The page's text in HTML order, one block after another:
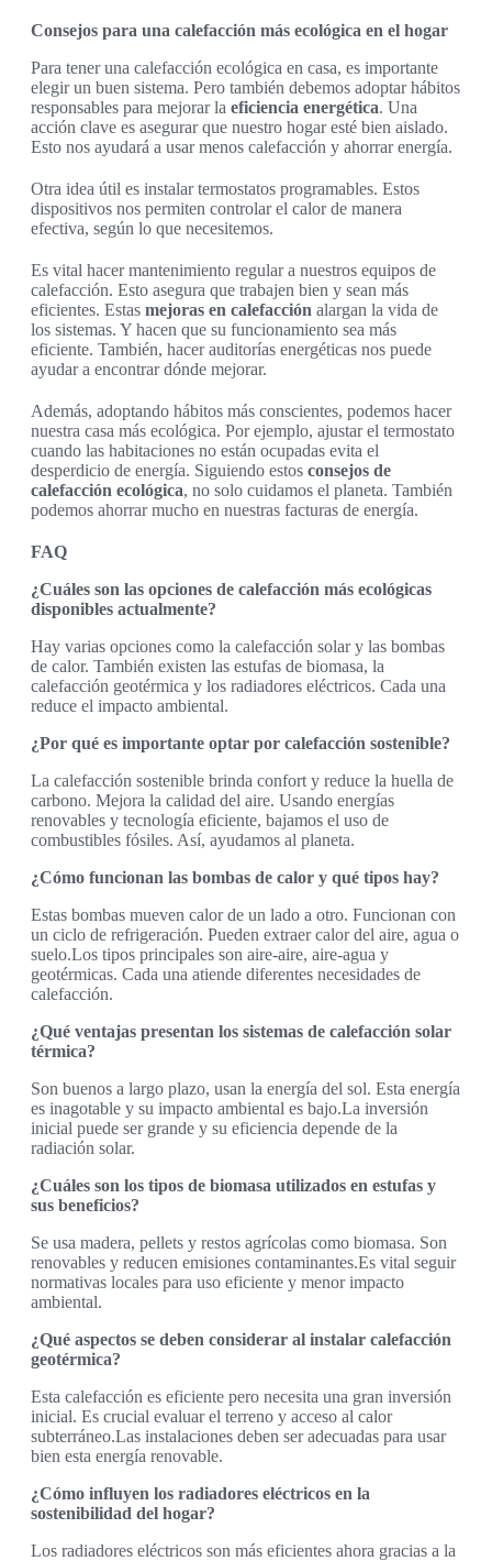
Consejos para una calefacción más ecológica en el hogar
Para tener una calefacción ecológica en casa, es importante
elegir un buen sistema. Pero también debemos adoptar hábitos
responsables para mejorar la eficiencia energética. Una
acción clave es asegurar que nuestro hogar esté bien aislado.
Esto nos ayudará a usar menos calefacción y ahorrar energía.
Otra idea útil es instalar termostatos programables. Estos
dispositivos nos permiten controlar el calor de manera
efectiva, según lo que necesitemos.
Es vital hacer mantenimiento regular a nuestros equipos de
calefacción. Esto asegura que trabajen bien y sean más
eficientes. Estas mejoras en calefacción alargan la vida de
los sistemas. Y hacen que su funcionamiento sea más
eficiente. También, hacer auditorías energéticas nos puede
ayudar a encontrar dónde mejorar.
Además, adoptando hábitos más conscientes, podemos hacer
nuestra casa más ecológica. Por ejemplo, ajustar el termostato
cuando las habitaciones no están ocupadas evita el
desperdicio de energía. Siguiendo estos consejos de
calefacción ecológica, no solo cuidamos el planeta. También
podemos ahorrar mucho en nuestras facturas de energía.
FAQ
¿Cuáles son las opciones de calefacción más ecológicas
disponibles actualmente?
Hay varias opciones como la calefacción solar y las bombas
de calor. También existen las estufas de biomasa, la
calefacción geotérmica y los radiadores eléctricos. Cada una
reduce el impacto ambiental.
¿Por qué es importante optar por calefacción sostenible?
La calefacción sostenible brinda confort y reduce la huella de
carbono. Mejora la calidad del aire. Usando energías
renovables y tecnología eficiente, bajamos el uso de
combustibles fósiles. Así, ayudamos al planeta.
¿Cómo funcionan las bombas de calor y qué tipos hay?
Estas bombas mueven calor de un lado a otro. Funcionan con
un ciclo de refrigeración. Pueden extraer calor del aire, agua o
suelo.Los tipos principales son aire-aire, aire-agua y
geotérmicas. Cada una atiende diferentes necesidades de
calefacción.
¿Qué ventajas presentan los sistemas de calefacción solar
térmica?
Son buenos a largo plazo, usan la energía del sol. Esta energía
es inagotable y su impacto ambiental es bajo.La inversión
inicial puede ser grande y su eficiencia depende de la
radiación solar.
¿Cuáles son los tipos de biomasa utilizados en estufas y
sus beneficios?
Se usa madera, pellets y restos agrícolas como biomasa. Son
renovables y reducen emisiones contaminantes.Es vital seguir
normativas locales para uso eficiente y menor impacto
ambiental.
¿Qué aspectos se deben considerar al instalar calefacción
geotérmica?
Esta calefacción es eficiente pero necesita una gran inversión
inicial. Es crucial evaluar el terreno y acceso al calor
subterráneo.Las instalaciones deben ser adecuadas para usar
bien esta energía renovable.
¿Cómo influyen los radiadores eléctricos en la
sostenibilidad del hogar?
Los radiadores eléctricos son más eficientes ahora gracias a la